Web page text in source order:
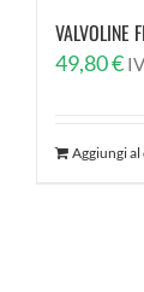
VALVOLINE
49,80€
Aggiungi